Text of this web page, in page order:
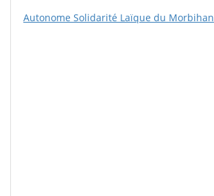
Autonome Solidarité Laïque du Morbihan